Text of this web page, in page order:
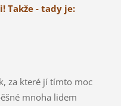
Takže - tady je:
za které jí tímto moc
mnoha lidem